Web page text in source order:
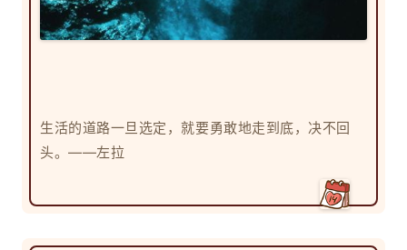
生活的道路一旦选定，就要勇敢地走到底，决不回
头。——左拉